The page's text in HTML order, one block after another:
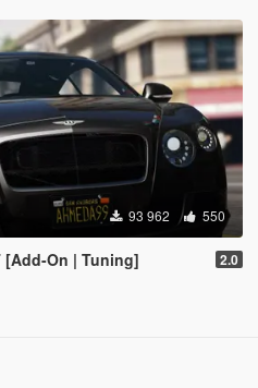
93 962 550
[Add-On | Tuning] 2.0